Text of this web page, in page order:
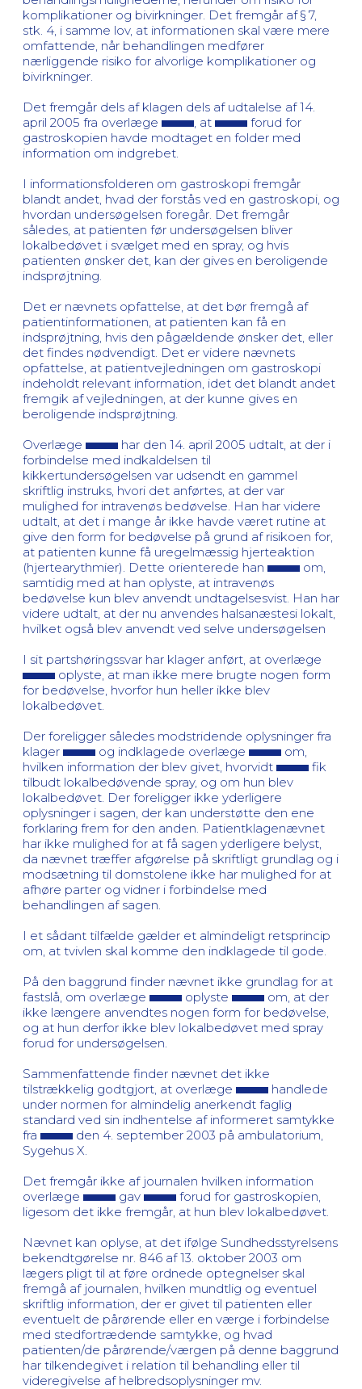
komplikationer og bivirkninger. Det fremgår af § 7,
stk. 4, i samme lov, at informationen skal være mere
omfattende, når behandlingen medfører
nærliggende risiko for alvorlige komplikationer og
bivirkninger.
Det fremgår dels af klagen dels af udtalelse af 14.
april 2005 fra overlæge
, at
forud for
gastroskopien havde modtaget en folder med
information om indgrebet.
I informationsfolderen om gastroskopi fremgår
blandt andet, hvad der forstås ved en gastroskopi, og
hvordan undersøgelsen foregår. Det fremgår
således, at patienten før undersøgelsen bliver
lokalbedøvet i svælget med en spray, og hvis
patienten ønsker det, kan der gives en beroligende
indsprøjtning.
Det er nævnets opfattelse, at det bør fremgå af
patientinformationen, at patienten kan få en
indsprøjtning, hvis den pågældende ønsker det, eller
det findes nødvendigt. Det er videre nævnets
opfattelse, at patientvejledningen om gastroskopi
indeholdt relevant information, idet det blandt andet
fremgik af vejledningen, at der kunne gives en
beroligende indsprøjtning.
Overlæge
har den 14. april 2005 udtalt, at der i
forbindelse med indkaldelsen til
kikkertundersøgelsen var udsendt en gammel
skriftlig instruks, hvori det anførtes, at der var
mulighed for intravenøs bedøvelse. Han har videre
udtalt, at det i mange år ikke havde været rutine at
give den form for bedøvelse på grund af risikoen for,
at patienten kunne få uregelmæssig hjerteaktion
(hjertearythmier). Dette orienterede han
om,
samtidig med at han oplyste, at intravenøs
bedøvelse kun blev anvendt undtagelsesvist. Han har
videre udtalt, at der nu anvendes halsanæstesi lokalt,
hvilket også blev anvendt ved selve undersøgelsen
I sit partshøringssvar har klager anført, at overlæge
oplyste, at man ikke mere brugte nogen form
for bedøvelse, hvorfor hun heller ikke blev
lokalbedøvet.
Der foreligger således modstridende oplysninger fra
klager
og indklagede overlæge
om,
hvilken information der blev givet, hvorvidt
fik
tilbudt lokalbedøvende spray, og om hun blev
lokalbedøvet. Der foreligger ikke yderligere
oplysninger i sagen, der kan understøtte den ene
forklaring frem for den anden. Patientklagenævnet
har ikke mulighed for at få sagen yderligere belyst,
da nævnet træffer afgørelse på skriftligt grundlag og i
modsætning til domstolene ikke har mulighed for at
afhøre parter og vidner i forbindelse med
behandlingen af sagen.
I et sådant tilfælde gælder et almindeligt retsprincip
om, at tvivlen skal komme den indklagede til gode.
På den baggrund finder nævnet ikke grundlag for at
fastslå, om overlæge
oplyste
om, at der
ikke længere anvendtes nogen form for bedøvelse,
og at hun derfor ikke blev lokalbedøvet med spray
forud for undersøgelsen.
Sammenfattende finder nævnet det ikke
tilstrækkelig godtgjort, at overlæge
handlede
under normen for almindelig anerkendt faglig
standard ved sin indhentelse af informeret samtykke
fra
den 4. september 2003 på ambulatorium,
Sygehus X.
Det fremgår ikke af journalen hvilken information
overlæge
gav
forud for gastroskopien,
ligesom det ikke fremgår, at hun blev lokalbedøvet.
Nævnet kan oplyse, at det ifølge Sundhedsstyrelsens
bekendtgørelse nr. 846 af 13. oktober 2003 om
lægers pligt til at føre ordnede optegnelser skal
fremgå af journalen, hvilken mundtlig og eventuel
skriftlig information, der er givet til patienten eller
eventuelt de pårørende eller en værge i forbindelse
med stedfortrædende samtykke, og hvad
patienten/de pårørende/værgen på denne baggrund
har tilkendegivet i relation til behandling eller til
videregivelse af helbredsoplysninger mv.